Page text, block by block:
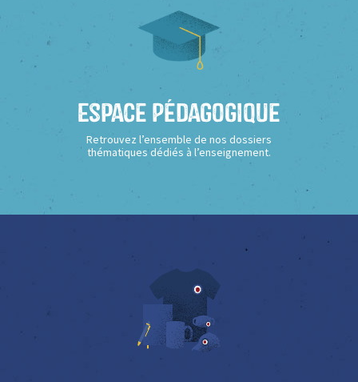
Espace Pédagogique
Retrouvez l’ensemble de nos dossiers
thématiques dédiés à l’enseignement.